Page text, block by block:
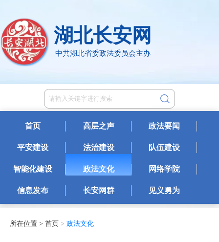
湖北长安网
中共湖北省委政法委员会主办
首页 高层之声 政法要闻
平安建设 法治建设 队伍建设
智能化建设 政法文化 网络学院
信息发布 长安网群 见义勇为
所在位置 > 首页 > 政法文化